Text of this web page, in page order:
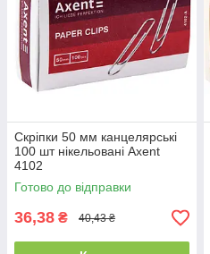
Скріпки 50 мм канцелярські
100 шт нікельовані Axent
4102
Готово до відправки
36,38 ₴ 40,43 ₴